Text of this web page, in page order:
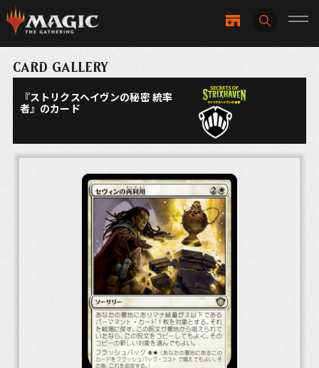
CARD GALLERY
『ストリクスヘイヴンの秘密 統率
者』のカード